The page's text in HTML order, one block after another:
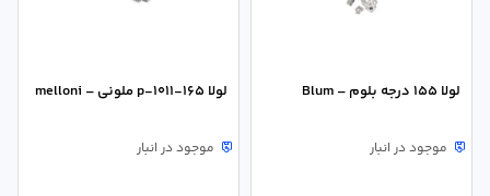
لولا 155 درجه بلوم – Blum
موجود در انبار
لولا 165-p-1011 ملونی – melloni
موجود در انبار